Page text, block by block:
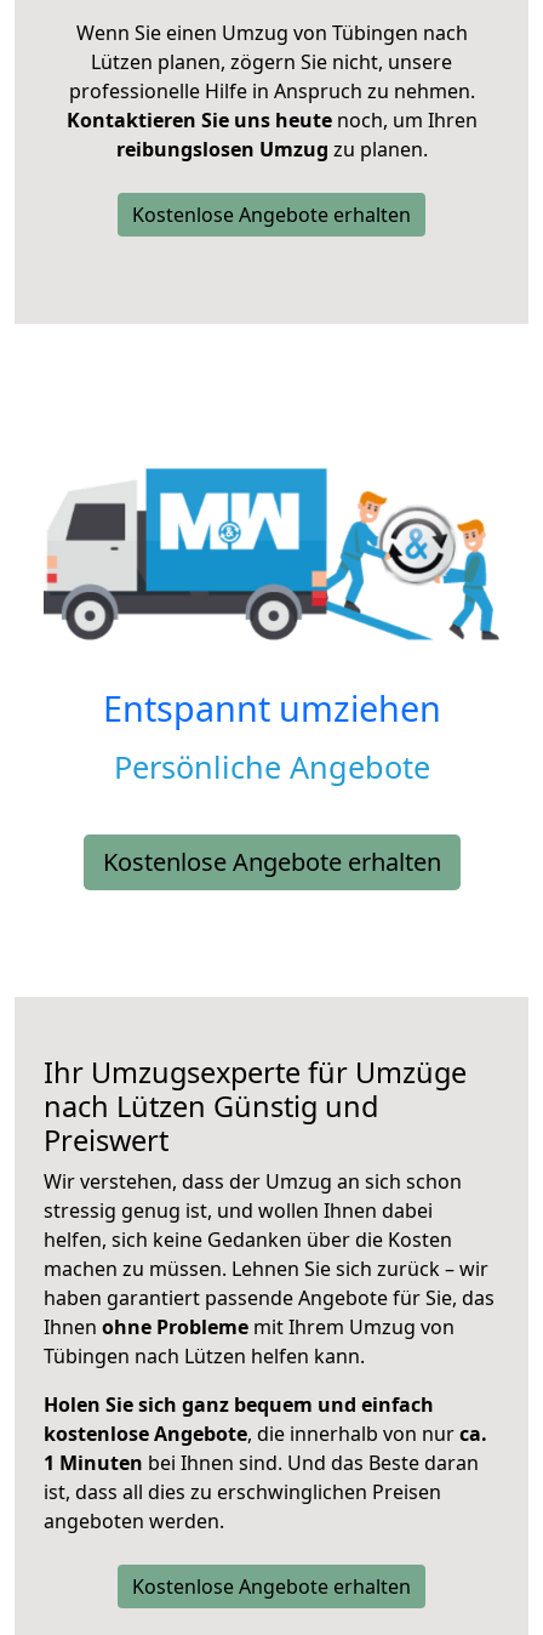
Wenn Sie einen Umzug von Tübingen nach
Lützen planen, zögern Sie nicht, unsere
professionelle Hilfe in Anspruch zu nehmen.
Kontaktieren Sie uns heutenoch, um Ihren
reibungslosen Umzug zu planen.
Kostenlose Angebote erhalten
Entspannt umziehen
Persönliche Angebote
Kostenlose Angebote erhalten
Ihr Umzugsexperte für Umzüge
nach Lützen Günstig und
Preiswert
Wir verstehen, dass der Umzug an sich schon
stressig genug ist, und wollen Ihnen dabei
helfen, sich keine Gedanken über die Kosten
machen zu müssen. Lehnen Sie sich zurück – wir
haben garantiert passende Angebote für Sie, das
Ihnen ohne Probleme mit Ihrem Umzug von
Tübingen nach Lützen helfen kann.
Holen Sie sich ganz bequem und einfach
kostenlose Angebote, die innerhalb von nurca.
1 Minuten bei Ihnen sind. Und das Beste daran
ist, dass all dies zu erschwinglichen Preisen
angeboten werden.
Kostenlose Angebote erhalten